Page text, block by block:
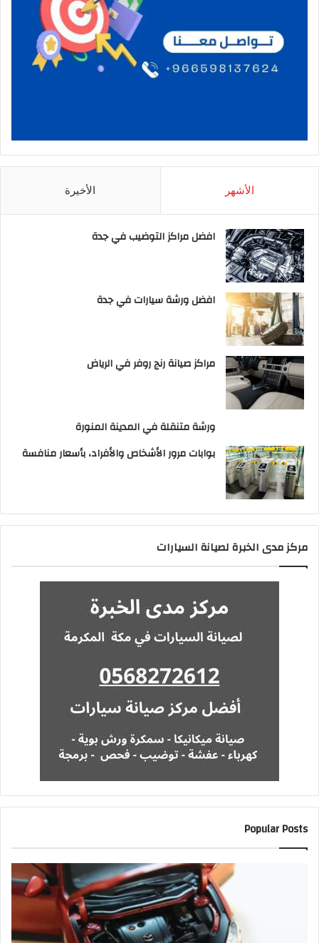
الأشهر الأخيرة
افضل مراكز التوضيب في جدة
افضل ورشة سيارات في جدة
مراكز صيانة رنج روفر في الرياض
ورشة متنقلة في المدينة المنورة
بوابات مرور الأشخاص والأفراد، بأسعار منافسة
مركز مدى الخبرة لصيانة السيارات
Popular Posts